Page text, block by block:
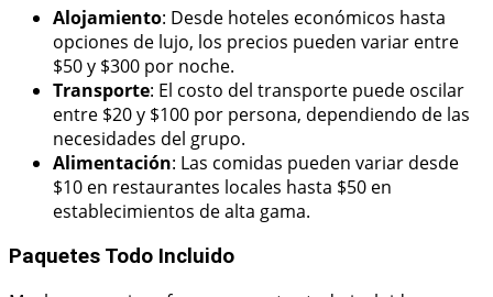
Alojamiento: Desde hoteles económicos hasta
opciones de lujo, los precios pueden variar entre
$50 y $300 por noche.
Transporte: El costo del transporte puede oscilar
entre $20 y $100 por persona, dependiendo de las
necesidades del grupo.
Alimentación: Las comidas pueden variar desde
$10 en restaurantes locales hasta $50 en
establecimientos de alta gama.
Paquetes Todo Incluido